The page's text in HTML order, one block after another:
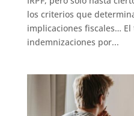
los criterios que
implicaciones fiscales…
indemnizaciones por...